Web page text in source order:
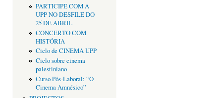
PARTICIPE COM A
UPP NO DESFILE DO
25 DE ABRIL
CONCERTO COM
HISTÓRIA
Ciclo de CINEMA UPP
Ciclo sobre cinema
palestiniano
Curso Pós-Laboral: “O
Cinema Amnésico”